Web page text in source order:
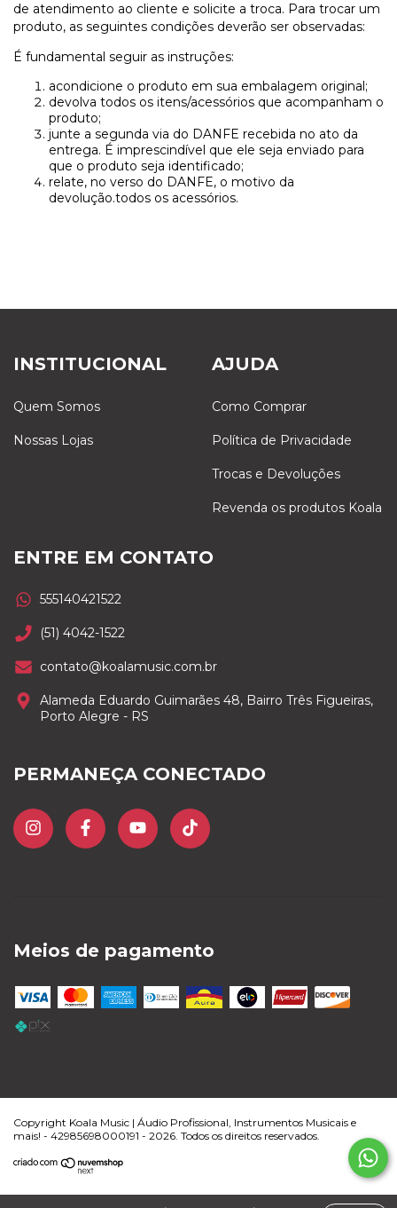
de atendimento ao cliente e solicite a troca. Para trocar um
produto, as seguintes condições deverão ser observadas:
É fundamental seguir as instruções:
acondicione o produto em sua embalagem original;
devolva todos os itens/acessórios que acompanham o
produto;
junte a segunda via do DANFE recebida no ato da
entrega. É imprescindível que ele seja enviado para
que o produto seja identificado;
relate, no verso do DANFE, o motivo da
devolução.todos os acessórios.
INSTITUCIONAL
Quem Somos
Nossas Lojas
AJUDA
Como Comprar
Política de Privacidade
Trocas e Devoluções
Revenda os produtos Koala
ENTRE EM CONTATO
555140421522
(51) 4042-1522
contato@koalamusic.com.br
Alameda Eduardo Guimarães 48, Bairro Três Figueiras,
Porto Alegre - RS
PERMANEÇA CONECTADO
Meios de pagamento
Copyright Koala Music | Áudio Profissional, Instrumentos Musicais e
mais! - 42985698000191 - 2026. Todos os direitos reservados.